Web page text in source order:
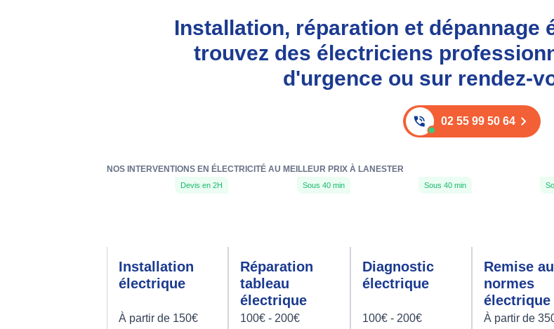
Installation, réparation et dépannage
trouvez des électriciens
d'urgence ou sur rendez-
02 55 99 50 64
NOS INTERVENTIONS EN ÉLECTRICITÉ AU MEILLEUR PRIX À LANESTER
Devis en 2H
Installation
électrique
À partir de 150€
Sous 40 min
Réparation
tableau
électrique
100€ - 200€
Sous 40 min
Diagnostic
électrique
100€ - 200€
Remise
normes
électrique
À partir de